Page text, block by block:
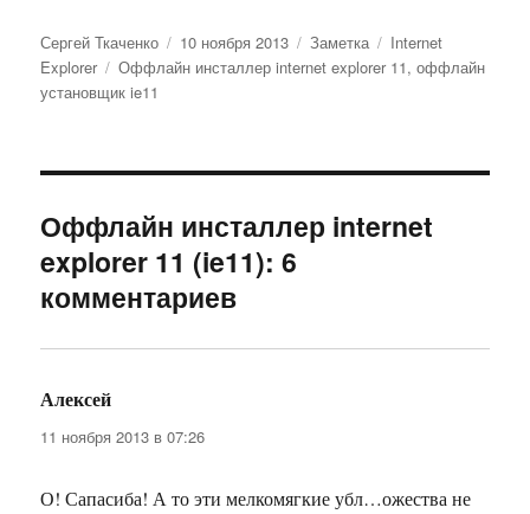
Автор
Сергей Ткаченко Опубликовано
10 ноября 2013 Формат
Заметка Рубрики
Internet
Explorer
Метки
Оффлайн инсталлер internet explorer 11,оффлайн
установщик ie11
Оффлайн инсталлер internet
explorer 11 (ie11): 6
комментариев
Алексей
11 ноября 2013 в 07:26
О! Сапасиба! А то эти мелкомягкие убл…ожества не